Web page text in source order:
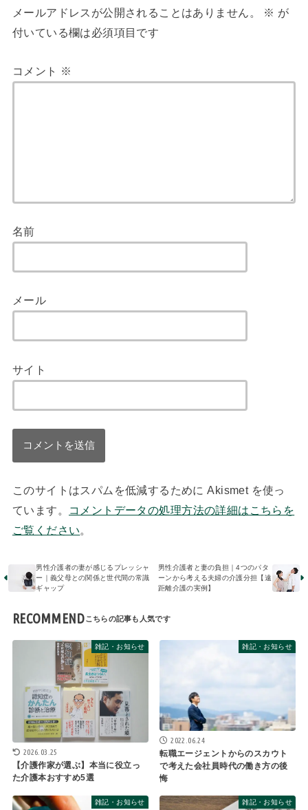
メールアドレスが公開されることはありません。 ※ が
付いている欄は必須項目です
コメント ※
名前
メール
サイト
このサイトはスパムを低減するために Akismet を使っ
ています。
コメントデータの処理方法の詳細はこちらを
ご覧ください。
男性介護者の妻が感じるプレッシャ
ー｜義父母との関係と世代間の常識
ギャップ
男性介護者と妻の負担｜4つのパタ
ーンから考える夫婦の介護分担【遠
距離介護の実例】
RECOMMEND
雑記・お知らせ
2026.03.25
【介護作家が選ぶ】本当に役立っ
た介護本おすすめ5選
雑記・お知らせ
2022.06.24
転職エージェントからのスカウト
で考えた会社員時代の働き方の後
悔
雑記・お知らせ 雑記・お知らせ